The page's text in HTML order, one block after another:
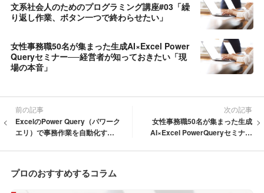
文系社会人のためのプログラミング講座#03「繰
り返し作業、ボタン一つで終わらせたい」
女性事務職50名が集まった生成AI×Excel Power
Queryセミナー──経営者が知っておきたい「現
場の本音」
前の記事
ExcelのPower Query（パワーク
エリ）で事務作業を自動化する
次の記事
女性事務職50名が集まった生成
AI×Excel PowerQueryセミナー
場の本音」
プロのおすすめするコラム